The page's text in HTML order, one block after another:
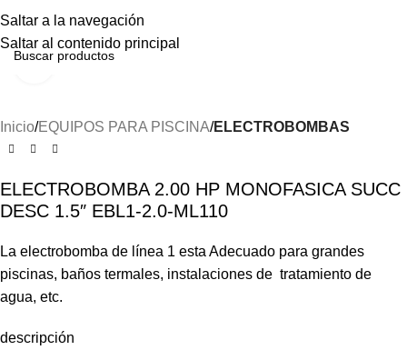
Saltar a la navegación
Saltar al contenido principal
Menú
Haga clic para ampliar
Inicio EQUIPOS PARA PISCINA ELECTROBOMBAS
ELECTROBOMBA 2.00 HP MONOFASICA SUCC
DESC 1.5″ EBL1-2.0-ML110
La electrobomba de línea 1 esta Adecuado para grandes
piscinas, baños termales, instalaciones de tratamiento de
agua, etc.
descripción